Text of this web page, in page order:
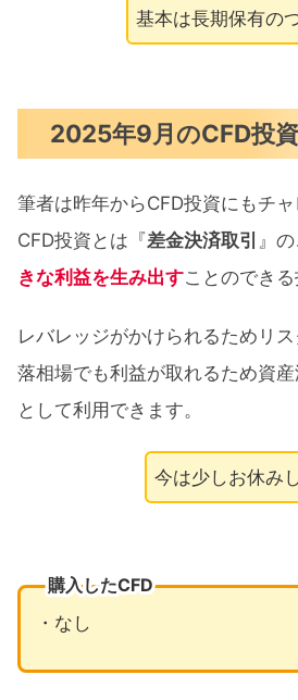
基本は長期保有の
2025年9月のCFD投資
筆者は昨年からCFD投資にもチャ
CFD投資とは『差金決済取引 』
きな利益を生み出すことのできる
レバレッジがかけられるためリ
落相場でも利益が取れるため資
として利用できます。
今は少しお休み
購入したCFD
・なし